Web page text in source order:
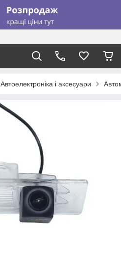
Автоелектроніка і аксесуари